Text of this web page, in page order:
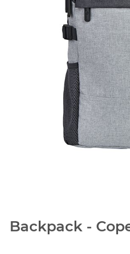
Backpack -